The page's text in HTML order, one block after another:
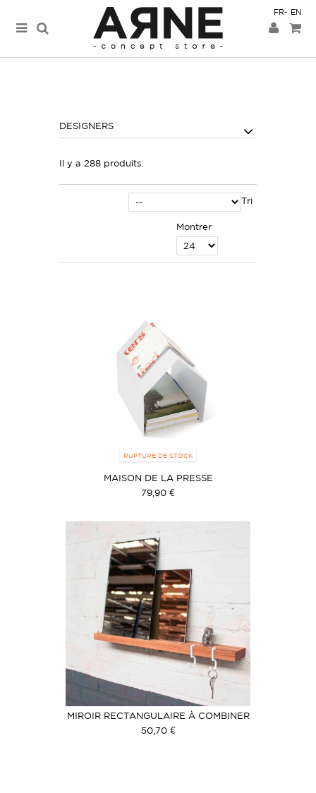
FR EN
DESIGNERS
Il y a 288 produits.
Tri
Montrer
RUPTURE DE STOCK
MAISON DE LA PRESSE
79,90 €
MIROIR RECTANGULAIRE À COMBINER
GRIS
50,70 €